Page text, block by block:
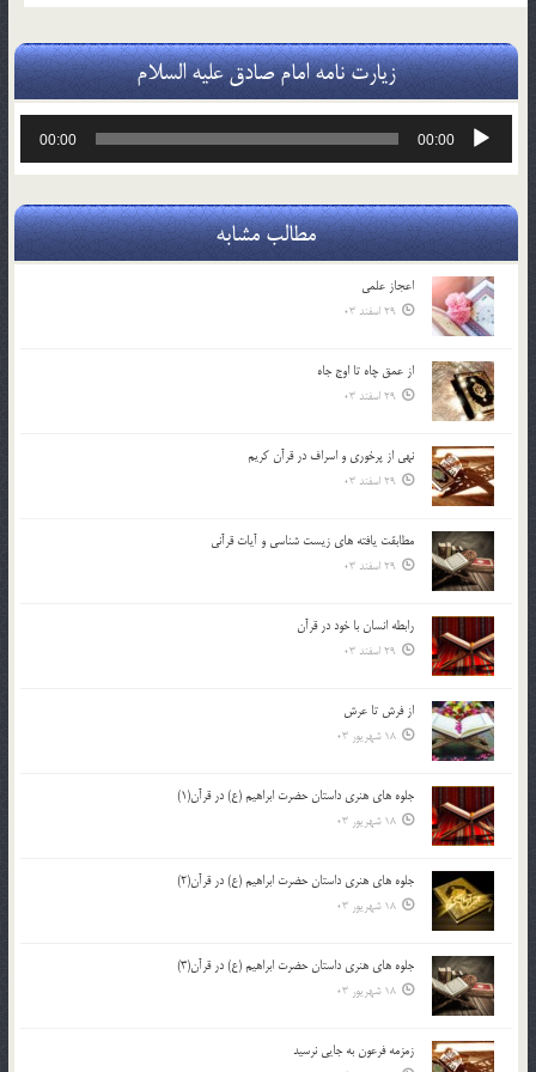
زیارت نامه امام صادق علیه السلام
پخش‌کننده
00:00
00:00
مطالب مشابه
اعجاز علمی
29 اسفند 03
از عمق چاه تا اوج جاه
29 اسفند 03
نهي از پرخوري و اسراف در قرآن کريم
29 اسفند 03
مطابقت یافته های زیست شناسی و آیات قرآنی
29 اسفند 03
رابطه انسان با خود در قرآن
29 اسفند 03
از فرش تا عرش
18 شهریور 03
جلوه هاي هنري داستان حضرت ابراهيم (ع) در قرآن(1)
18 شهریور 03
جلوه هاي هنري داستان حضرت ابراهيم (ع) در قرآن(2)
18 شهریور 03
جلوه هاي هنري داستان حضرت ابراهيم (ع) در قرآن(3)
18 شهریور 03
زمزمه فرعون به جايي نرسيد